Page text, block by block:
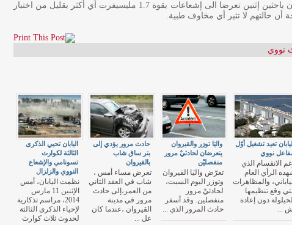
وذكرت الوكالة اليابانية فإن باحثين إثنين تعرضا الى إشعاعات بقوة 1.7 مليسيفرت أي أكثر بقليل من اختبار
أن حالتهم لا تثير أي مخاوف طبية.
نووي
اليابان تحيي الذكرى
الثالثة لكوارث
تسونامي والإشعاع
النووي والزلزال
نظمت اليابان، أمس
الإثنين 11 مارس
2014، مراسم تذكارية
لإحياء الذكرى الثالثة
لحدوث ثلاث كوارث
حادث مرور يؤدي إلى
بتر ساق شاب
بالقيروان
تعرض مساء أمس ،
شاب في العقد الثاني
من العمر،إلى حادث
مرور في مدينة
القيروان ،عندما كان
عل ...
واليَا توزر والقيروان
يتعرضان لحادثيْ مرور
منفصليْن
تعرّض واليَا القيروان
وتوزر اليوم السبت،
لحادثيْ مرور
منفصلين. وقد أسفر
حادث المرور الذي ...
تعيد تشغيل أوّل
نووي
الانقسام الذي
الرأي العام
والمظاهرات
وقع تنظيمها
دون إعادة
...